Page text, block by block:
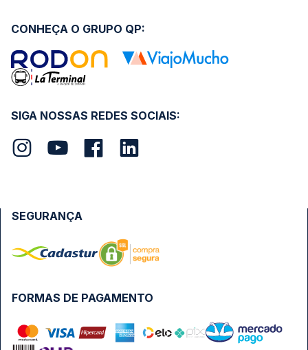
SIGA NOSSAS REDES SOCIAIS:
CONHEÇA O GRUPO QP:
FORMAS DE PAGAMENTO
SEGURANÇA